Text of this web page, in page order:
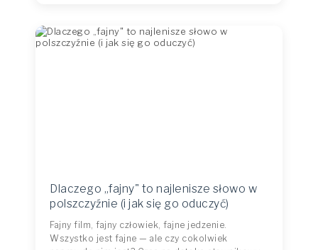
Dlaczego „fajny" to najlenisze słowo w
polszczyźnie (i jak się go oduczyć)
Fajny film, fajny człowiek, fajne jedzenie.
Wszystko jest fajne — ale czy cokolwiek